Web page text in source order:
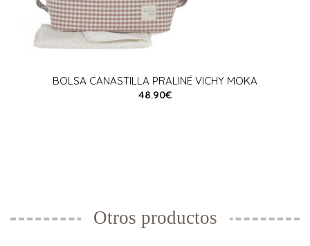
BOLSA CANASTILLA PRALINÉ VICHY MOKA
48.90€
Otros productos